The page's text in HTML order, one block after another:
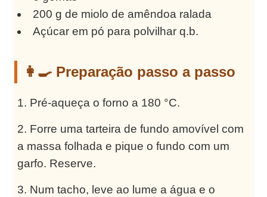
200 g de miolo de amêndoa ralada
Açúcar em pó para polvilhar q.b.
👩‍🍳 Preparação passo a passo
Pré-aqueça o forno a 180 °C.
Forre uma tarteira de fundo amovível com
a massa folhada e pique o fundo com um
garfo. Reserve.
Num tacho, leve ao lume a água e o